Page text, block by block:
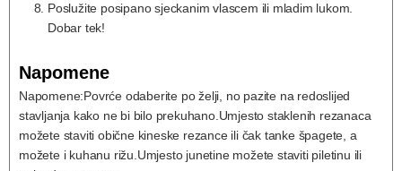
Poslužite posipano sjeckanim vlascem ili mladim lukom.
Dobar tek!
Napomene
Napomene:Povrće odaberite po želji, no pazite na redoslijed
stavljanja kako ne bi bilo prekuhano. Umjesto staklenih rezanaca
možete staviti obične kineske rezance ili čak tanke špagete, a
možete i kuhanu rižu. Umjesto junetine možete staviti piletinu ili